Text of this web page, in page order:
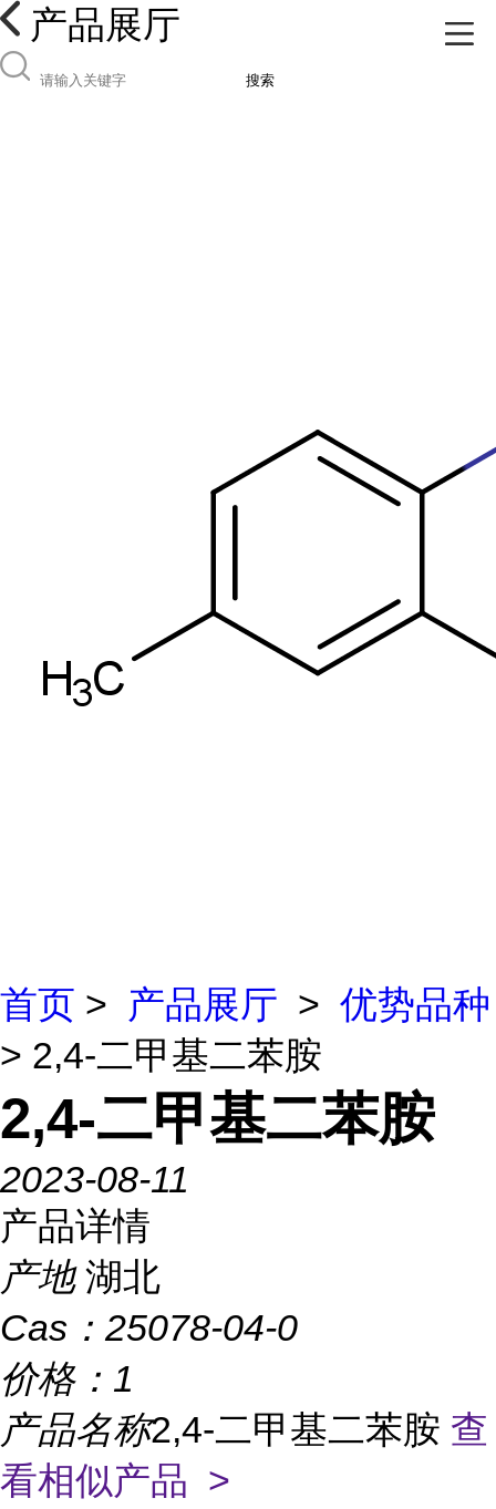
产品展厅
搜索
首页 > 产品展厅 > 优势品种
> 2,4-二甲基二苯胺
2,4-二甲基二苯胺
2023-08-11
产品详情
产地 湖北
Cas： 25078-04-0
价格： 1
产品名称2,4-二甲基二苯胺 查
看相似产品 >